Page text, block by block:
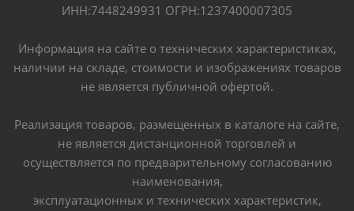
ИНН:7448249931 ОГРН:1237400007305
Информация на сайте о технических характеристиках,
наличии на складе, стоимости и изображениях товаров
не является публичной офертой.
Реализация товаров, размещенных в каталоге на сайте,
не является дистанционной торговлей и
осуществляется по предварительному согласованию
наименования,
эксплуатационных и технических характеристик,